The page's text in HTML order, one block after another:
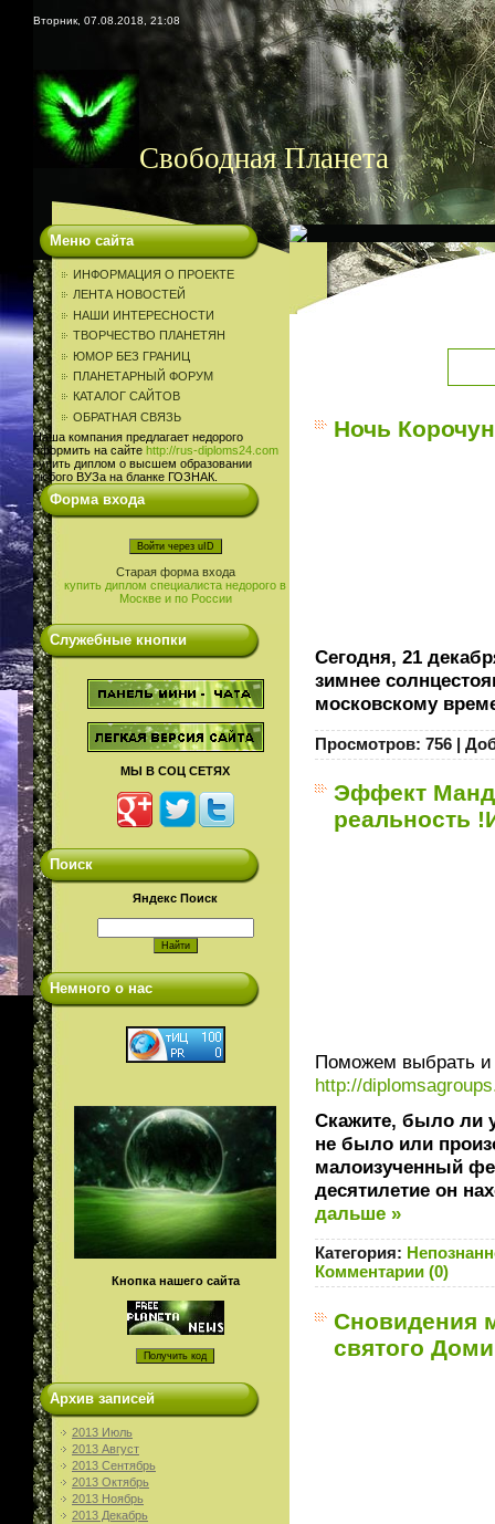
Вторник, 07.08.2018, 21:08
Свободная Планета
Меню сайта
ИНФОРМАЦИЯ О ПРОЕКТЕ
ЛЕНТА НОВОСТЕЙ
НАШИ ИНТЕРЕСНОСТИ
ТВОРЧЕСТВО ПЛАНЕТЯН
ЮМОР БЕЗ ГРАНИЦ
ПЛАНЕТАРНЫЙ ФОРУМ
КАТАЛОГ САЙТОВ
ОБРАТНАЯ СВЯЗЬ
Наша компания предлагает недорого
оформить на сайте http://rus-diploms24.com
купить диплом о высшем образовании
любого ВУЗа на бланке ГОЗНАК.
Форма входа
Войти через uID
Старая форма входа
купить диплом специалиста недорого в
Москве и по России
Служебные кнопки
МЫ В СОЦ СЕТЯХ
Поиск
Яндекс Поиск
Немного о нас
Кнопка нашего сайта
Архив записей
2013 Июль
2013 Август
2013 Сентябрь
2013 Октябрь
2013 Ноябрь
2013 Декабрь
Ночь
Сегодня, 21
зимнее
московскому
Просмотров: 756 |
Эффект
реальность
Поможем выбрать и
http://
Скажите, было ли
не было или
малоизученный
десятилетие он
дальше »
Категория:
Комментарии (0)
Сновидения
святого